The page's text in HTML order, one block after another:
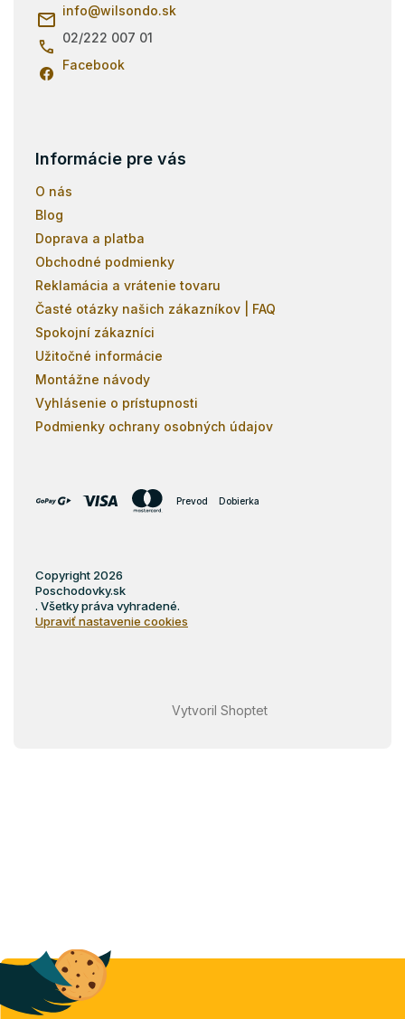
info@wilsondo.sk
02/222 007 01
Facebook
Informácie pre vás
O nás
Blog
Doprava a platba
Obchodné podmienky
Reklamácia a vrátenie tovaru
Časté otázky našich zákazníkov | FAQ
Spokojní zákazníci
Užitočné informácie
Montážne návody
Vyhlásenie o prístupnosti
Podmienky ochrany osobných údajov
Prevod Dobierka
Vytvoril Shoptet
Copyright 2026
Poschodovky.sk
. Všetky práva vyhradené.
Upraviť nastavenie cookies